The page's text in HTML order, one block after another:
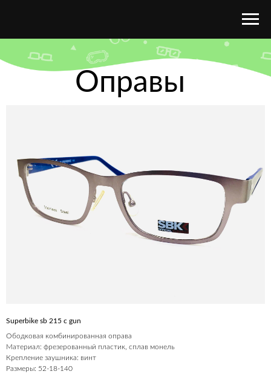
Оправы
Superbike sb 215 c gun
Ободковая комбинированная оправа
Материал: фрезерованный пластик, сплав монель
Крепление заушника: винт
Размеры: 52-18-140